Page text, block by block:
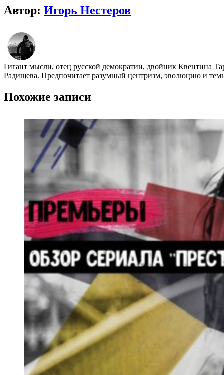
Автор: Игорь Нестеров
Гигант мысли, отец русской демократии, двойник Квентина
Радищева. Предпочитает разумный центризм, эволюцию и
Похожие записи